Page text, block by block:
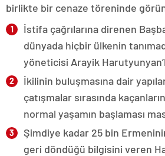
birlikte bir cenaze töreninde
İstifa çağrılarına direnen
dünyada hiçbir ülkenin
yöneticisi Arayik
İkilinin buluşmasına dair
çatışmalar sırasında
normal yaşamın başlaması
Şimdiye kadar 25 bin
geri döndüğü bilgisini veren